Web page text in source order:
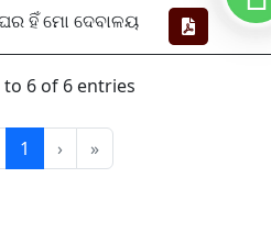
ହିଁ ମୋ ଦେବାଳୟ
6 of 6 entries
1 › »